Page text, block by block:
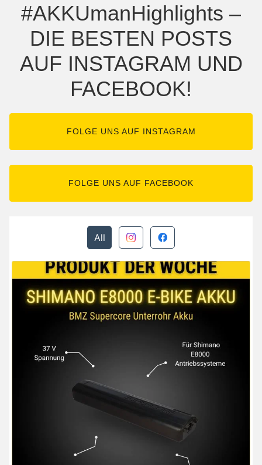
#AKKUmanHighlights –
DIE BESTEN POSTS
AUF INSTAGRAM UND
FACEBOOK!
FOLGE UNS AUF INSTAGRAM
FOLGE UNS AUF FACEBOOK